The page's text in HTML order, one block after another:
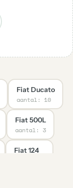
Fiat Ducato
aantal: 10
Fiat 500L
aantal: 3
Fiat 124